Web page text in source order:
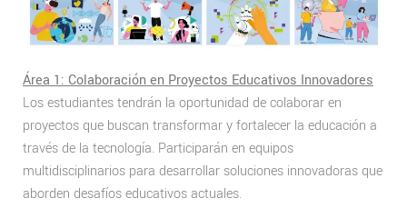
Área 1: Colaboración en Proyectos Educativos Innovadores
Los estudiantes tendrán la oportunidad de colaborar en
proyectos que buscan transformar y fortalecer la educación a
través de la tecnología. Participarán en equipos
multidisciplinarios para desarrollar soluciones innovadoras que
aborden desafíos educativos actuales.